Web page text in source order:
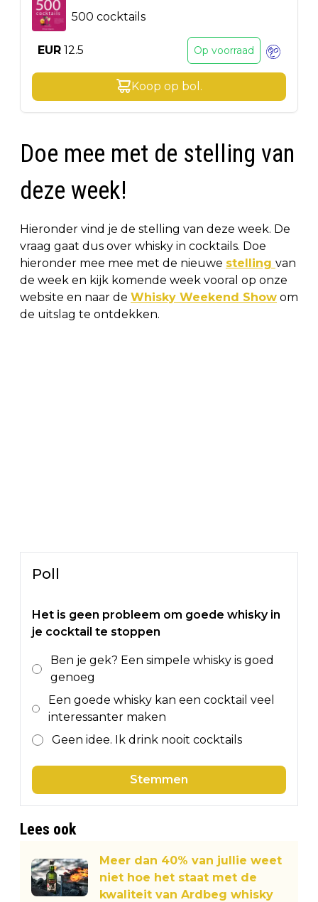
500 cocktails
EUR 12.5 Op voorraad
Koop op bol .
Doe mee met de stelling van
deze week!
Hieronder vind je de stelling van deze week. De
vraag gaat dus over whisky in cocktails. Doe
hieronder mee mee met de nieuwe stelling van
de week en kijk komende week vooral op onze
website en naar de Whisky Weekend Show om
de uitslag te ontdekken.
Poll
Het is geen probleem om goede whisky in
je cocktail te stoppen
Ben je gek? Een simpele whisky is goed
genoeg
Een goede whisky kan een cocktail veel
interessanter maken
Geen idee. Ik drink nooit cocktails
Stemmen
Lees ook
Meer dan 40% van jullie weet
niet hoe het staat met de
kwaliteit van Ardbeg whisky